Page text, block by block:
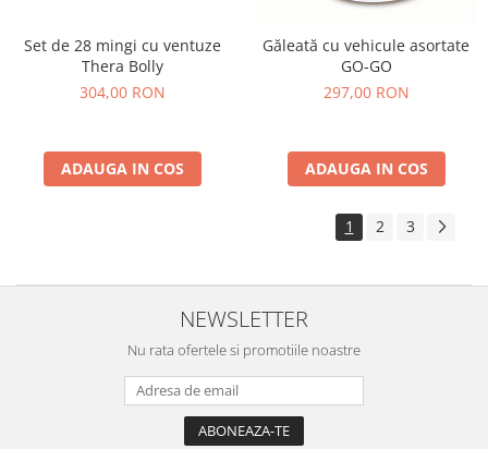
Set de 28 mingi cu ventuze
Thera Bolly
304,00 RON
ADAUGA IN COS
Găleată cu vehicule asortate
GO-GO
297,00 RON
ADAUGA IN COS
1 2 3
NEWSLETTER
Nu rata ofertele si promotiile noastre